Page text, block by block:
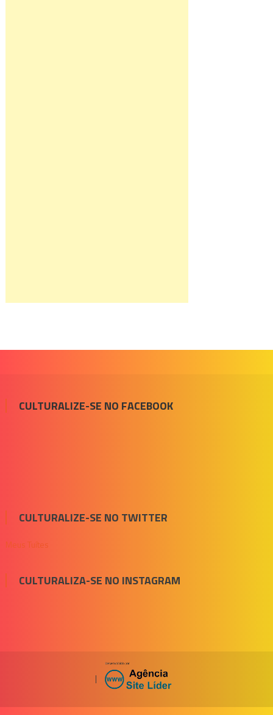
CULTURALIZE-SE NO FACEBOOK
CULTURALIZE-SE NO TWITTER
Meus Tuítes
CULTURALIZA-SE NO INSTAGRAM
|